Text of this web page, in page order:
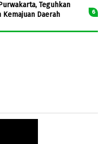
Teguhkan
Kemajuan Daerah